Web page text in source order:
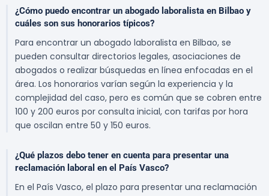
¿Cómo puedo encontrar un abogado laboralista en Bilbao y
cuáles son sus honorarios típicos?
Para encontrar un abogado laboralista en Bilbao, se
pueden consultar directorios legales, asociaciones de
abogados o realizar búsquedas en línea enfocadas en el
área. Los honorarios varían según la experiencia y la
complejidad del caso, pero es común que se cobren entre
100 y 200 euros por consulta inicial, con tarifas por hora
que oscilan entre 50 y 150 euros.
¿Qué plazos debo tener en cuenta para presentar una
reclamación laboral en el País Vasco?
En el País Vasco, el plazo para presentar una reclamación